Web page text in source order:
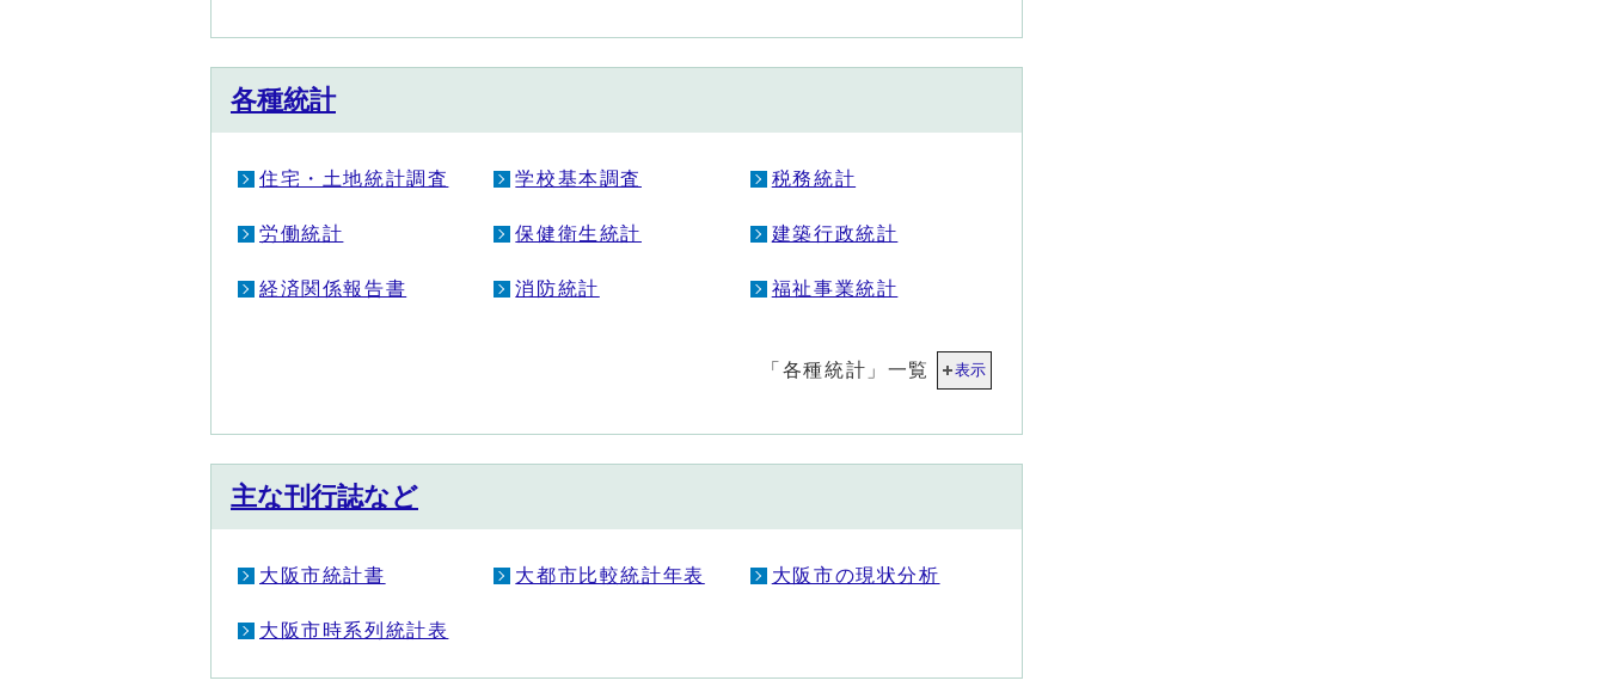
各種統計
住宅・土地統計調査 学校基本調査 税務統計
労働統計 保健衛生統計 建築行政統計
経済関係報告書 消防統計 福祉事業統計
「各種統計」一覧 表示
主な刊行誌など
大阪市統計書 大都市比較統計年表 大阪市の現状分析
大阪市時系列統計表